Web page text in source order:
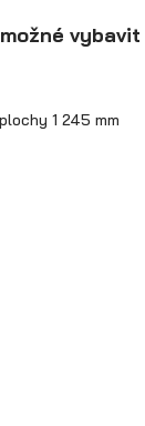
1 245 mm